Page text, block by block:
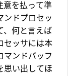
意を払って準
ンドプロセッ
、何と言えば
ッサには本
マンドバッフ
思い出してほ